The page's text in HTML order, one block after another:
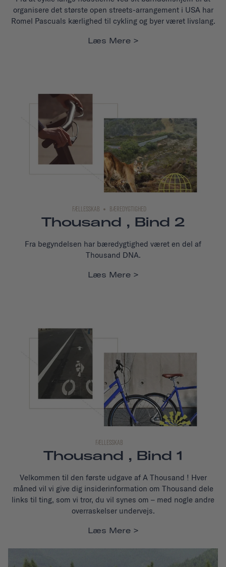
organisere det største open streets-arrangement i USA har
Romel Pascuals kærlighed til cykling og byer været livslang.
Læs Mere
FÆLLESSKAB BÆREDYGTIGHED
Thousand , Bind 2
Fra begyndelsen har bæredygtighed været en del af
Thousand DNA.
Læs Mere
FÆLLESSKAB
Thousand , Bind 1
Velkommen til den første udgave af A Thousand ! Hver
måned vil vi give dig insiderinformation om Thousand dele
links til ting, som vi tror, du vil synes om – med nogle andre
overraskelser undervejs.
Læs Mere